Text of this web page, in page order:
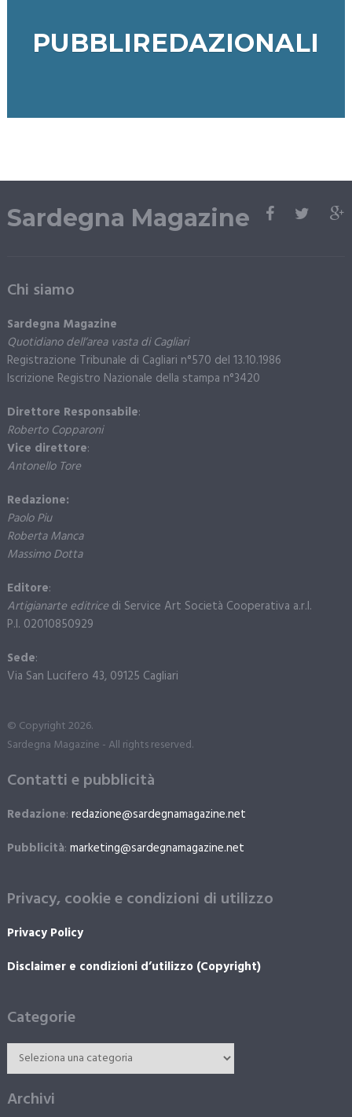
PUBBLIREDAZIONALI
Sardegna Magazine
Chi siamo
Sardegna Magazine
Quotidiano dell’area vasta di Cagliari
Registrazione Tribunale di Cagliari n°570 del 13.10.1986
Iscrizione Registro Nazionale della stampa n°3420
Direttore Responsabile:
Roberto Copparoni
Vice direttore:
Antonello Tore
Redazione:
Paolo Piu
Roberta Manca
Massimo Dotta
Editore:
Artigianarte editricedi Service Art Società Cooperativa a.r.l.
P.I. 02010850929
Sede:
Via San Lucifero 43, 09125 Cagliari
© Copyright 2026.
Sardegna Magazine - All rights reserved.
Contatti e pubblicità
Redazione: redazione@sardegnamagazine.net
Pubblicità: marketing@sardegnamagazine.net
Privacy, cookie e condizioni di utilizzo
Privacy Policy
Disclaimer e condizioni d’utilizzo (Copyright)
Categorie
Archivi